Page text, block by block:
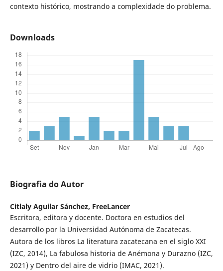
contexto histórico, mostrando a complexidade do problema.
Downloads
Biografia do Autor
Citlaly Aguilar Sánchez, FreeLancer
Escritora, editora y docente. Doctora en estudios del
desarrollo por la Universidad Autónoma de Zacatecas.
Autora de los libros La literatura zacatecana en el siglo XXI
(IZC, 2014), La fabulosa historia de Anémona y Durazno (IZC,
2021) y Dentro del aire de vidrio (IMAC, 2021).